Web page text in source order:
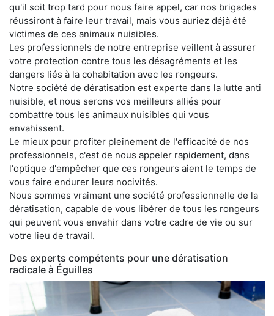
qu'il soit trop tard pour nous faire appel, car nos brigades
réussiront à faire leur travail, mais vous auriez déjà été
victimes de ces animaux nuisibles.
Les professionnels de notre entreprise veillent à assurer
votre protection contre tous les désagréments et les
dangers liés à la cohabitation avec les rongeurs.
Notre société de dératisation est experte dans la lutte anti
nuisible, et nous serons vos meilleurs alliés pour
combattre tous les animaux nuisibles qui vous
envahissent.
Le mieux pour profiter pleinement de l'efficacité de nos
professionnels, c'est de nous appeler rapidement, dans
l'optique d'empêcher que ces rongeurs aient le temps de
vous faire endurer leurs nocivités.
Nous sommes vraiment une société professionnelle de la
dératisation, capable de vous libérer de tous les rongeurs
qui peuvent vous envahir dans votre cadre de vie ou sur
votre lieu de travail.
Des experts compétents pour une dératisation
radicale à Éguilles